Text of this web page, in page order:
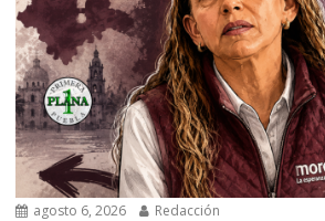
agosto 6, 2026 Redacción